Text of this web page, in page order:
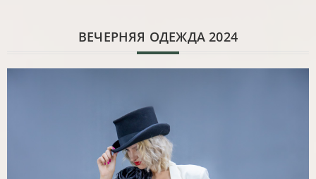
ВЕЧЕРНЯЯ ОДЕЖДА 2024